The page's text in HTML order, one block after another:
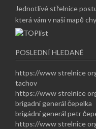
Jednotlivé střelnice
která vám v naší mapě
POSLEDNÍ HLEDANÉ
https://www strelnice
tachov
https://www strelnice
brigadní generál čepelka
brigádní generál petr
https://www strelnice